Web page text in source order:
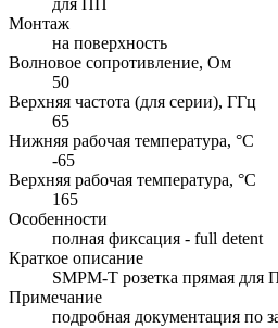
для ПП
Монтаж
на поверхность
Волновое сопротивление, Ом
50
Верхняя частота (для серии), ГГц
65
Нижняя рабочая температура, °C
-65
Верхняя рабочая температура, °C
165
Особенности
полная фиксация - full detent
Краткое описание
SMPM-T розетка прямая для
Примечание
подробная документация по